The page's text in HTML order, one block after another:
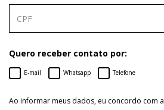
Quero receber contato por:
E-mail Whatsapp Telefone
Ao informar meus dados, eu concordo com a